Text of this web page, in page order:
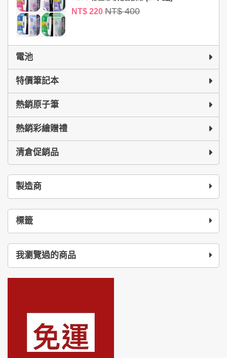
NT$ 220 NT$ 400
電池
特價筆記本
熱銷原子筆
熱銷彩繪贈禮
清倉促銷品
製造商
標籤
我瀏覽過的商品